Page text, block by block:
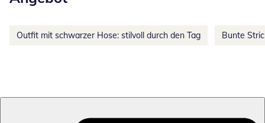
Outfit mit schwarzer Hose: stilvoll durch den Tag Bunte